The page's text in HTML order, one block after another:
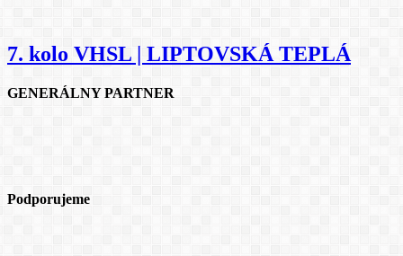
7. kolo VHSL | LIPTOVSKÁ TEPLÁ
GENERÁLNY PARTNER
Podporujeme